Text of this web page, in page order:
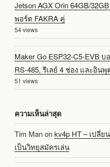
Jetson AGX Orin 64GB/
พอร์ต FAKRA คู่
54 views
Maker Go ESP32-C5-EVB
RS-485, รีเลย์ 4 ช่อง และอิน
51 views
ความเห็นล่าสุด
Tim Manonkv4p HT – เปลี่ย
เป็นวิทยุสมัครเล่น